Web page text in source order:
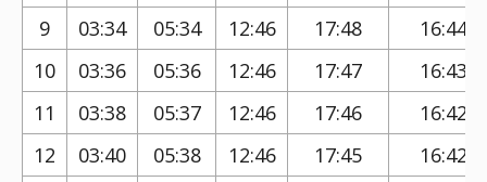
9
03:34 05:34 12:46 17:48
16:44
10
03:36 05:36 12:46 17:47
16:43
11
03:38 05:37 12:46 17:46
16:42
12
03:40 05:38 12:46 17:45
16:42